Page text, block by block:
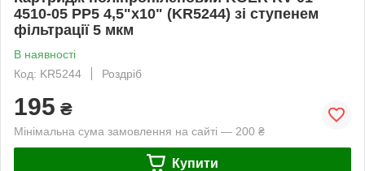
4510-05 PP5 4,5"x10" (KR5244) зі ступенем
фільтрації 5 мкм
В наявності
Код: KR5244
Роздріб
195 ₴
Мінімальна сума замовлення на сайті — 200 ₴
Купити